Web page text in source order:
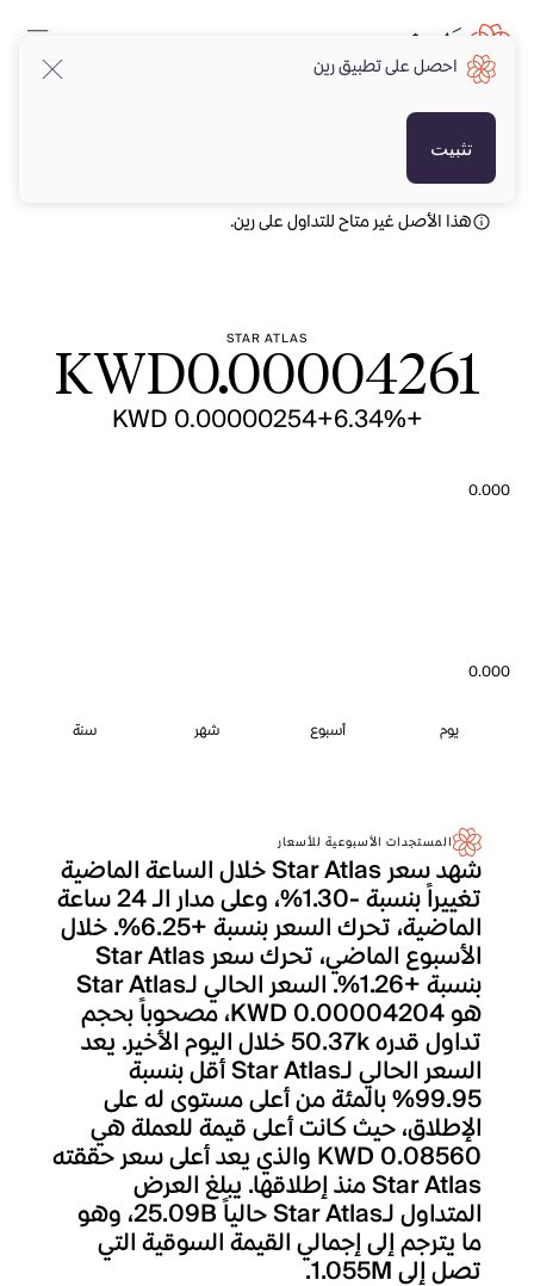
هذا الأصل غير متاح للتداول على رين.
STAR ATLAS
KWD0.00004261
+6.34%
+KWD 0.00000254
0.000
0.000
يوم أسبوع شهر سنة
المستجدات الأسبوعية للأسعار
شهد سعر Star Atlas خلال الساعة الماضية
تغييراً بنسبة -1.30%، وعلى مدار الـ 24 ساعة
الماضية، تحرك السعر بنسبة +6.25%. خلال
الأسبوع الماضي، تحرك سعر Star Atlas
بنسبة +1.26%. السعر الحالي لـStar Atlas
هو KWD 0.00004204، مصحوباً بحجم
تداول قدره 50.37k خلال اليوم الأخير. يعد
السعر الحالي لـStar Atlas أقل بنسبة
99.95% بالمئة من أعلى مستوى له على
الإطلاق، حيث كانت أعلى قيمة للعملة هي
KWD 0.08560 والذي يعد أعلى سعر حققته
Star Atlas منذ إطلاقها. يبلغ العرض
المتداول لـStar Atlas حالياً 25.09B، وهو
ما يترجم إلى إجمالي القيمة السوقية التي
تصل إلى 1.055M.
احصل على تطبيق رين
تثبيت